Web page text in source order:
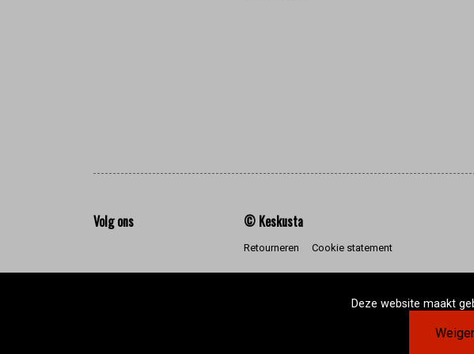
Volg ons © Keskusta
Retourneren Cookie statement
Deze website maakt